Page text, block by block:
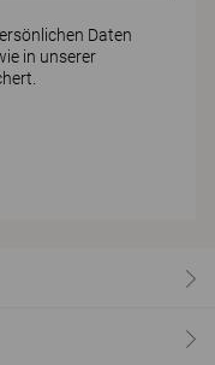
Daten
in unserer